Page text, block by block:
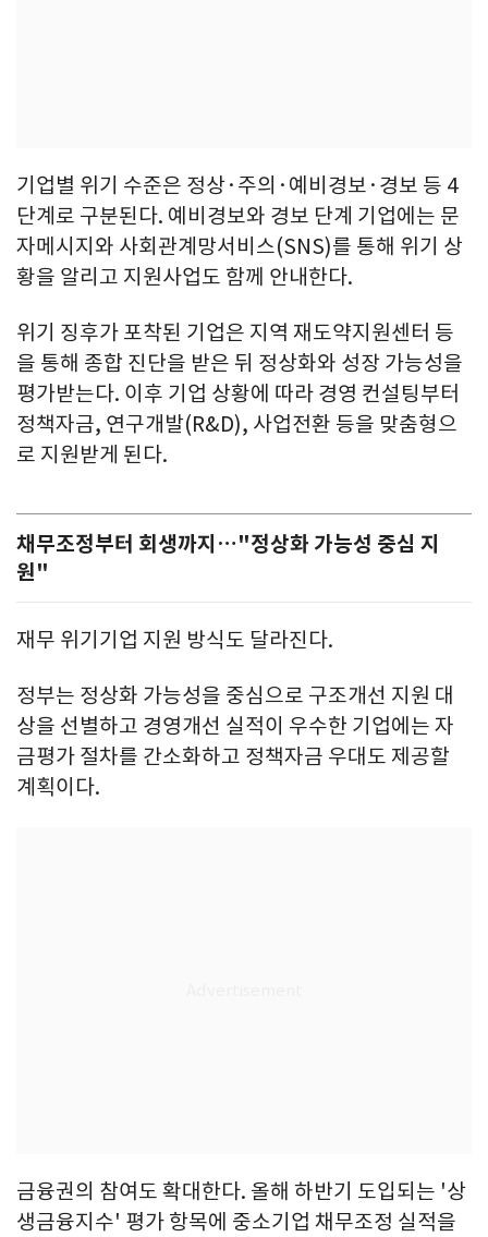
기업별 위기 수준은 정상·주의·예비경보·경보 등 4
단계로 구분된다. 예비경보와 경보 단계 기업에는 문
자메시지와 사회관계망서비스(SNS)를 통해 위기 상
황을 알리고 지원사업도 함께 안내한다.
위기 징후가 포착된 기업은 지역 재도약지원센터 등
을 통해 종합 진단을 받은 뒤 정상화와 성장 가능성을
평가받는다. 이후 기업 상황에 따라 경영 컨설팅부터
정책자금, 연구개발(R&D), 사업전환 등을 맞춤형으
로 지원받게 된다.
채무조정부터 회생까지…"정상화 가능성 중심 지
원"
재무 위기기업 지원 방식도 달라진다.
정부는 정상화 가능성을 중심으로 구조개선 지원 대
상을 선별하고 경영개선 실적이 우수한 기업에는 자
금평가 절차를 간소화하고 정책자금 우대도 제공할
계획이다.
금융권의 참여도 확대한다. 올해 하반기 도입되는 '상
생금융지수' 평가 항목에 중소기업 채무조정 실적을